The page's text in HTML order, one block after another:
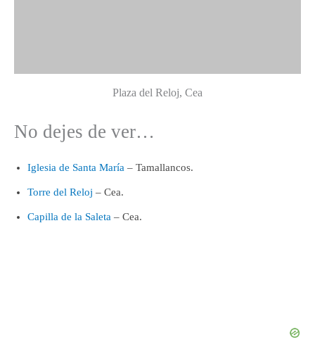
Plaza del Reloj, Cea
No dejes de ver…
Iglesia de Santa María – Tamallancos.
Torre del Reloj – Cea.
Capilla de la Saleta – Cea.